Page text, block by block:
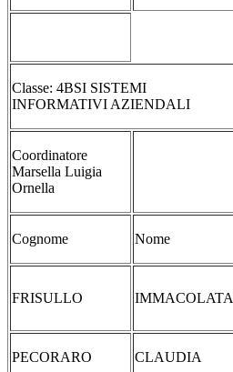
Classe: 4BSI SISTEMI
INFORMATIVI AZIENDALI
Coordinatore
Marsella Luigia
Ornella
Cognome Nome
FRISULLO IMMACOLATA
PECORARO CLAUDIA